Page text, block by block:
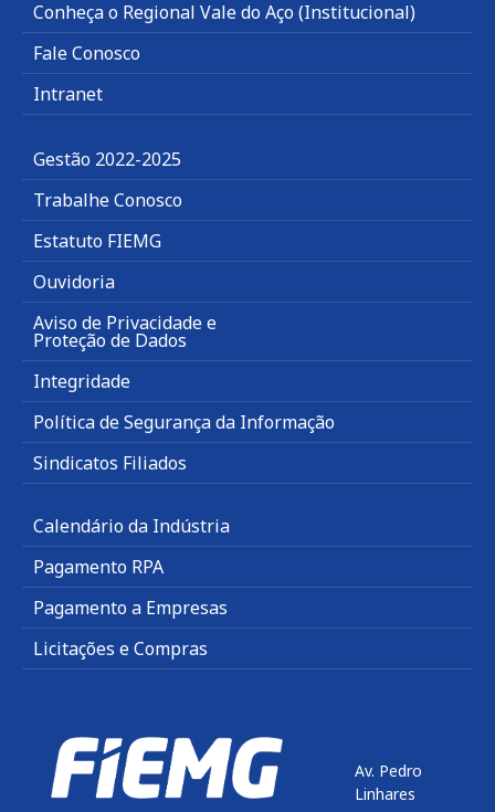
Conheça o Regional Vale do Aço (Institucional)
Fale Conosco
Intranet
Gestão 2022-2025
Trabalhe Conosco
Estatuto FIEMG
Ouvidoria
Aviso de Privacidade e
Proteção de Dados
Integridade
Política de Segurança da Informação
Sindicatos Filiados
Calendário da Indústria
Pagamento RPA
Pagamento a Empresas
Licitações e Compras
Av. Pedro
Linhares